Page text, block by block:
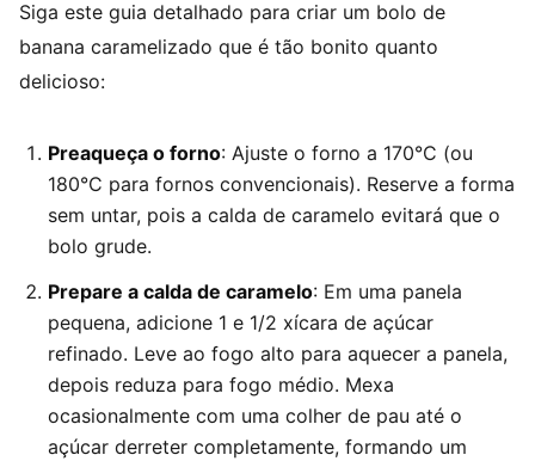
Siga este guia detalhado para criar um bolo de
banana caramelizado que é tão bonito quanto
delicioso:
Preaqueça o forno: Ajuste o forno a 170°C (ou
180°C para fornos convencionais). Reserve a forma
sem untar, pois a calda de caramelo evitará que o
bolo grude.
Prepare a calda de caramelo: Em uma panela
pequena, adicione 1 e 1/2 xícara de açúcar
refinado. Leve ao fogo alto para aquecer a panela,
depois reduza para fogo médio. Mexa
ocasionalmente com uma colher de pau até o
açúcar derreter completamente, formando um